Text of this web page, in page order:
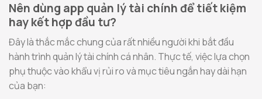
Nên dùng app quản lý tài chính để tiết kiệm
hay kết hợp đầu tư?
Đây là thắc mắc chung của rất nhiều người khi bắt đầu
hành trình quản lý tài chính cá nhân. Thực tế, việc lựa chọn
phụ thuộc vào khẩu vị rủi ro và mục tiêu ngắn hay dài hạn
của bạn: